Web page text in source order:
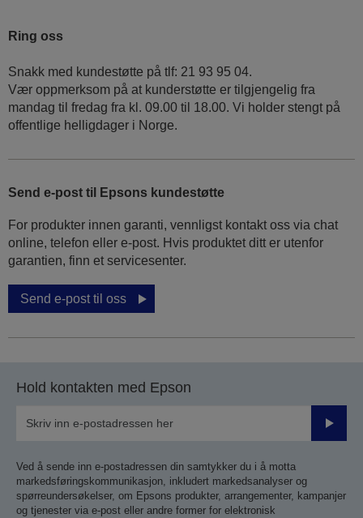
Ring oss
Snakk med kundestøtte på tlf: 21 93 95 04.
Vær oppmerksom på at kunderstøtte er tilgjengelig fra
mandag til fredag fra kl. 09.00 til 18.00. Vi holder stengt på
offentlige helligdager i Norge.
Send e-post til Epsons kundestøtte
For produkter innen garanti, vennligst kontakt oss via chat
online, telefon eller e-post. Hvis produktet ditt er utenfor
garantien, finn et servicesenter.
Send e-post til oss
Hold kontakten med Epson
Send
Ved å sende inn e-postadressen din samtykker du i å motta
markedsføringskommunikasjon, inkludert markedsanalyser og
spørreundersøkelser, om Epsons produkter, arrangementer, kampanjer
og tjenester via e-post eller andre former for elektronisk